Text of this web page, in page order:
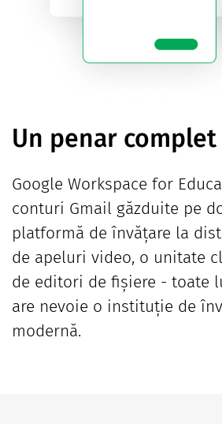
Un penar
Google Workspace for
conturi Gmail găzduite pe
platformă de învățare la
de apeluri video, o unitate
de editori de fișiere - toate
are nevoie o instituție de
modernă.